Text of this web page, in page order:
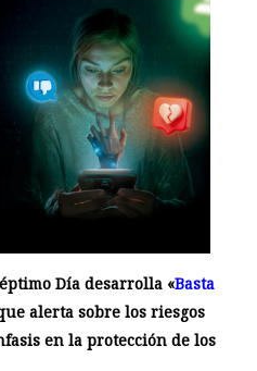
Día desarrolla «Basta
alerta sobre los riesgos
en la protección de los